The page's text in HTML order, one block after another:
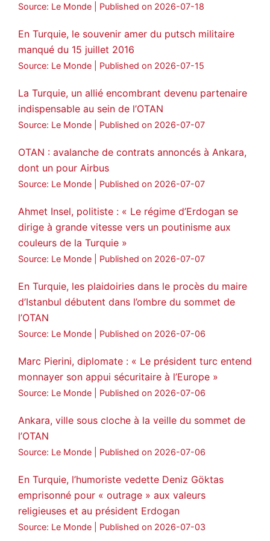
Voir plus...
Source: Le Monde Published on 2026-07-18
En Turquie, le souvenir amer du putsch militaire
manqué du 15 juillet 2016
Source: Le Monde Published on 2026-07-15
La Turquie, un allié encombrant devenu partenaire
indispensable au sein de l’OTAN
Source: Le Monde Published on 2026-07-07
OTAN : avalanche de contrats annoncés à Ankara,
dont un pour Airbus
Source: Le Monde Published on 2026-07-07
Ahmet Insel, politiste : « Le régime d’Erdogan se
dirige à grande vitesse vers un poutinisme aux
couleurs de la Turquie »
Source: Le Monde Published on 2026-07-07
En Turquie, les plaidoiries dans le procès du maire
d’Istanbul débutent dans l’ombre du sommet de
l’OTAN
Source: Le Monde Published on 2026-07-06
Marc Pierini, diplomate : « Le président turc entend
monnayer son appui sécuritaire à l’Europe »
Source: Le Monde Published on 2026-07-06
Ankara, ville sous cloche à la veille du sommet de
l’OTAN
Source: Le Monde Published on 2026-07-06
En Turquie, l’humoriste vedette Deniz Göktas
emprisonné pour « outrage » aux valeurs
religieuses et au président Erdogan
Source: Le Monde Published on 2026-07-03